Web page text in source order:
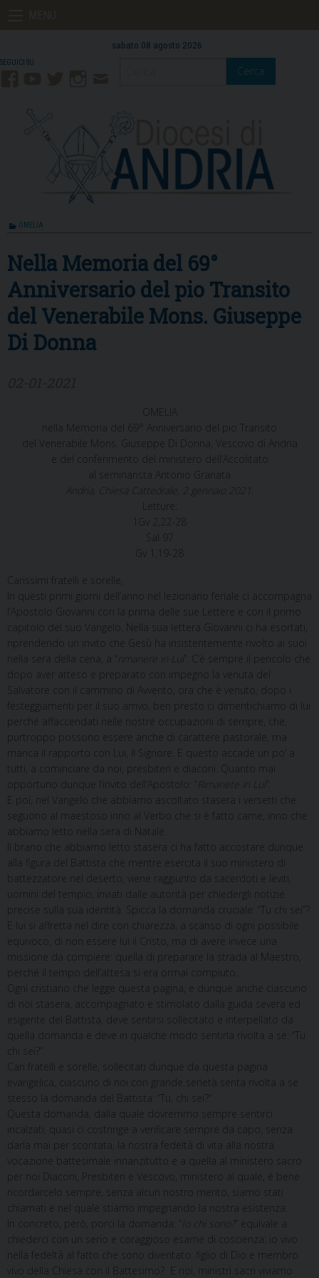
sabato 08 agosto 2026
Mail
Cerca
OMELIA
Nella Memoria del 69°
Anniversario del pio Transito
del Venerabile Mons. Giuseppe
Di Donna
OMELIA
nella Memoria del 69° Anniversario del pio Transito
del Venerabile Mons. Giuseppe Di Donna, Vescovo di Andria
e del conferimento del ministero dell’Accolitato
al seminarista Antonio Granata
Andria, Chiesa Cattedrale, 2 gennaio 2021.
Letture:
1Gv 2,22-28
Sal 97
Gv 1,19-28
Carissimi fratelli e sorelle,
In questi primi giorni dell’anno nel lezionario feriale ci accompagna
l’Apostolo Giovanni con la prima delle sue Lettere e con il primo
capitolo del suo Vangelo. Nella sua lettera Giovanni ci ha esortati,
riprendendo un invito che Gesù ha insistentemente rivolto ai suoi
nella sera della cena, a “
”. C’è sempre il pericolo che
dopo aver atteso e preparato con impegno la venuta del
Salvatore con il cammino di Avvento, ora che è venuto, dopo i
festeggiamenti per il suo arrivo, ben presto ci dimentichiamo di lui
perché affaccendati nelle nostre occupazioni di sempre, che,
purtroppo possono essere anche di carattere pastorale, ma
manca il rapporto con Lui, il Signore. E questo accade un po’ a
tutti, a cominciare da noi, presbiteri e diaconi. Quanto mai
opportuno dunque l’invito dell’Apostolo: “
E poi, nel Vangelo che abbiamo ascoltato stasera i versetti che
seguono al maestoso inno al Verbo che si è fatto carne, inno che
abbiamo letto nella sera di Natale.
Il brano che abbiamo letto stasera ci ha fatto accostare dunque
alla figura del Battista che mentre esercita il suo ministero di
battezzatore nel deserto, viene raggiunto da sacerdoti e leviti,
uomini del tempio, inviati dalle autorità per chiedergli notizie
precise sulla sua identità. Spicca la domanda cruciale: “Tu chi sei”?
E lui si affretta nel dire con chiarezza, a scanso di ogni possibile
equivoco, di non essere lui il Cristo, ma di avere invece una
missione da compiere: quella di preparare la strada al Maestro,
perché il tempo dell’attesa si era ormai compiuto.
Ogni cristiano che legge questa pagina, e dunque anche ciascuno
di noi stasera, accompagnato e stimolato dalla guida severa ed
esigente del Battista, deve sentirsi sollecitato e interpellato da
quella domanda e deve in qualche modo sentirla rivolta a sé: “Tu
chi sei?”.
Cari fratelli e sorelle, sollecitati dunque da questa pagina
evangelica, ciascuno di noi con grande serietà senta rivolta a se
stesso la domanda del Battista: “Tu, chi sei?”
Questa domanda, dalla quale dovremmo sempre sentirci
incalzati, quasi ci costringe a verificare sempre da capo, senza
darla mai per scontata, la nostra fedeltà di vita alla nostra
vocazione battesimale innanzitutto e a quella al ministero sacro
per noi Diaconi, Presbiteri e Vescovo, ministero al quale, è bene
ricordarcelo sempre, senza alcun nostro merito, siamo stati
chiamati e nel quale stiamo impegnando la nostra esistenza.
In concreto, però, porci la domanda: “
Io chi sono?
” equivale a
chiederci con un serio e coraggioso esame di coscienza: io vivo
nella fedeltà al fatto che sono diventato: figlio di Dio e membro
vivo della Chiesa con il Battesimo? E noi, ministri sacri viviamo